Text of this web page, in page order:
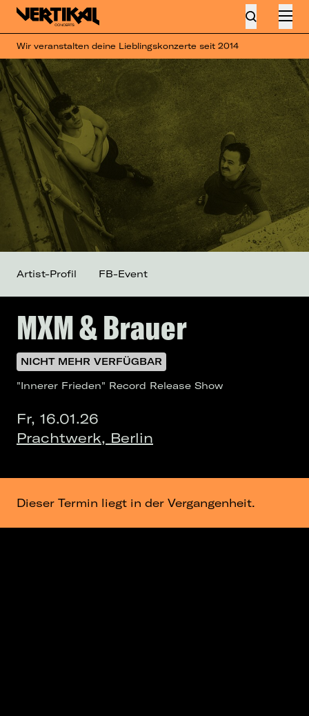
Wir veranstalten deine Lieblingskonzerte seit 2014
MXM & Brauer
NICHT MEHR VERFÜGBAR
"Innerer Frieden" Record Release Show
Fr, 16.01.26
Prachtwerk, Berlin
Artist-Profil FB-Event
Dieser Termin liegt in der Vergangenheit.